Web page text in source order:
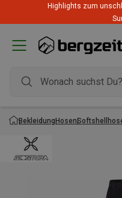
Highlights zum
BekleidungHosen